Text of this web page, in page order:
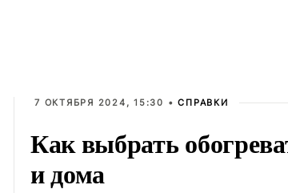
7 ОКТЯБРЯ 2024, 15:30 •СПРАВКИ
Как выбрать
и дома